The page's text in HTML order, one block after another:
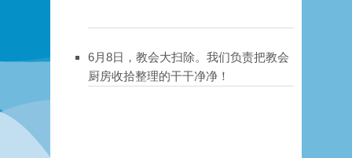
6月8日，教会大扫除。我们负责把教会
厨房收拾整理的干干净净！